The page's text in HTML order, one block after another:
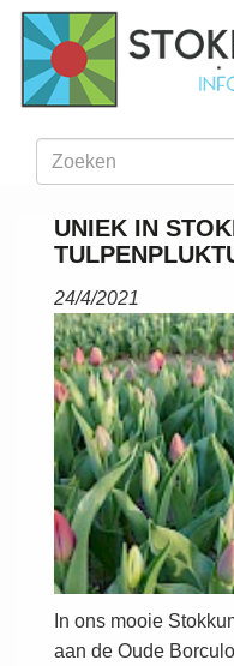
UNIEK IN
24/4/2021
In ons mooie
aan de Oude